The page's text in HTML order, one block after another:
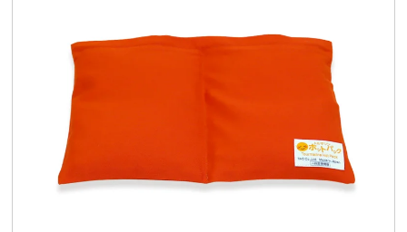
使い方ガイド
読みもの
お客様の声
お知らせ